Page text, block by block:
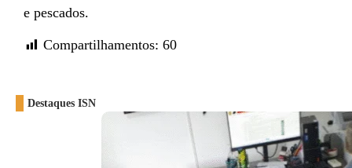
e pescados.
Compartilhamentos: 60
Destaques ISN